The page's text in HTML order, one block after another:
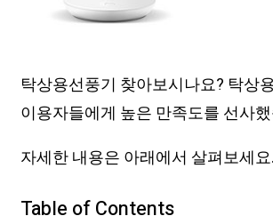
탁상용선풍기 찾아보시나요? 탁상
이용자들에게 높은 만족도를 선사
자세한 내용은 아래에서 살펴보세요.
Table of Contents